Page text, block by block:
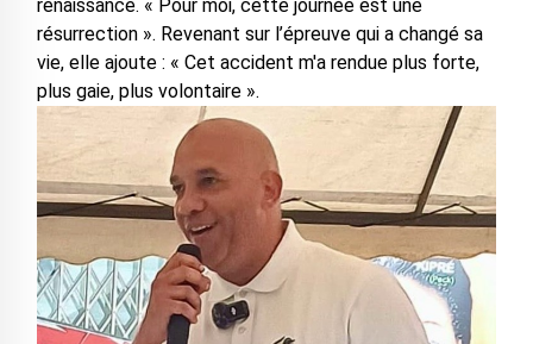
renaissance. « Pour moi, cette journée est une
résurrection ». Revenant sur l’épreuve qui a changé sa
vie, elle ajoute : « Cet accident m'a rendue plus forte,
plus gaie, plus volontaire ».